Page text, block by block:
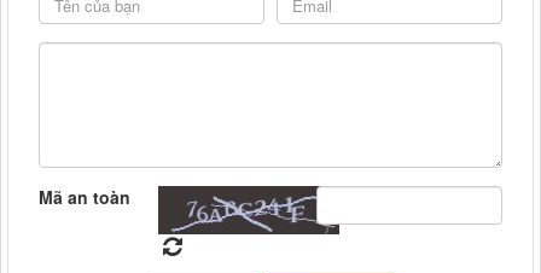
Mã an toàn